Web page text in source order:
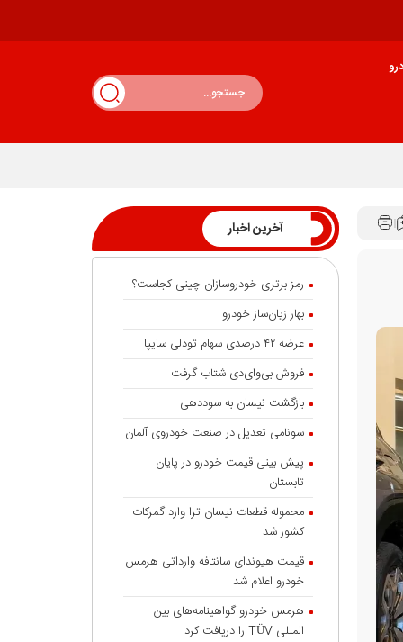
آخرین اخبار
رمز برتری خودروسازان چینی کجاست؟
بهار زیان‌ساز خودرو
عرضه ۴۲ درصدی سهام تودلی سایپا
فروش بی‌وای‌دی شتاب گرفت
بازگشت نیسان به سوددهی
سونامی تعدیل در صنعت خودروی آلمان
پیش بینی قیمت خودرو در پایان
تابستان
محموله قطعات نیسان ترا وارد گمرکات
کشور شد
قیمت هیوندای سانتافه وارداتی هرمس
خودرو اعلام شد
هرمس خودرو گواهینامه‌های بین
المللی TÜV را دریافت کرد